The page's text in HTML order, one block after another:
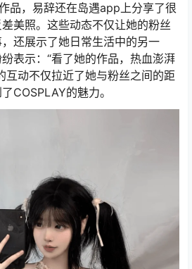
品，易辞还在岛遇app上分享了很
美照。这些动态不仅让她的粉丝
还展示了她日常生活中的另一
表示：“看了她的作品，热血澎湃
互动不仅拉近了她与粉丝之间的距
COSPLAY的魅力。